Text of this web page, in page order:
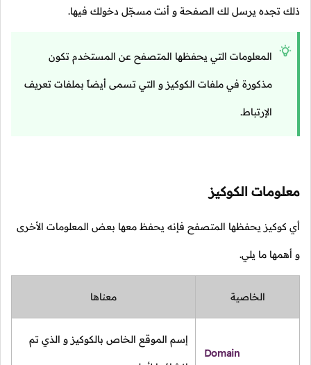
ذلك تجده يرسل لك الصفحة و أنت مسجّل دخولك فيها.
المعلومات التي يحفظها المتصفح عن المستخدم تكون
مذكورة في ملفات الكوكيز و التي تسمى أيضاً بملفات تعريف
الإرتباط.
معلومات الكوكيز
أي كوكيز يحفظها المتصفح فإنه يحفظ معها بعض المعلومات الأخرى
و أهمها ما يلي.
الخاصية معناها
Domain
إسم الموقع الخاص بالكوكيز و الذي تم